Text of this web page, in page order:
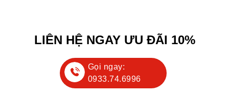
LIÊN HỆ NGAY ƯU ĐÃI 10%
Gọi ngay:
0933.74.6996